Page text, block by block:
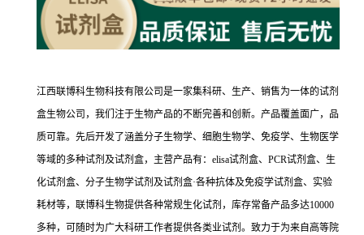
江西联博科生物科技有限公司是一家集科研、生产、销售为一体的试剂
盒生物公司，我们注于生物产品的不断完善和创新。产品覆盖面广，品
质可靠。先后开发了涵盖分子生物学、细胞生物学、免疫学、生物医学
等域的多种试剂及试剂盒，主营产品有：elisa试剂盒、PCR试剂盒、生
化试剂盒、分子生物学试剂及试剂盒·各种抗体及免疫学试剂盒、实验
耗材等，联博科生物提供各种常规生化试剂，库存常备产品多达10000
多种，可随时为广大科研工作者提供各类业试剂。致力于为来自高等院